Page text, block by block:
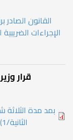
الإجراءات الضريبية
قرار وزير
الثانية/1) و (6) من القانون رقم 5 لسنة 2025